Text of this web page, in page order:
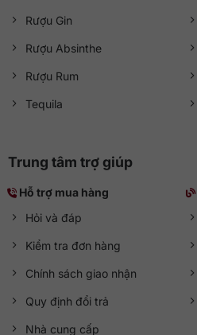
Rượu Gin
Rượu Absinthe
Rượu Rum
Tequila
Trung tâm trợ giúp
Hỗ trợ mua hàng
Hỏi và đáp
Kiểm tra đơn hàng
Chính sách giao nhận
Quy định đổi trả
Nhà cung cấp